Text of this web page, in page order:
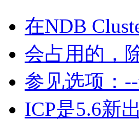
在NDB
会占用的，
参见选项：
ICP是5.6新